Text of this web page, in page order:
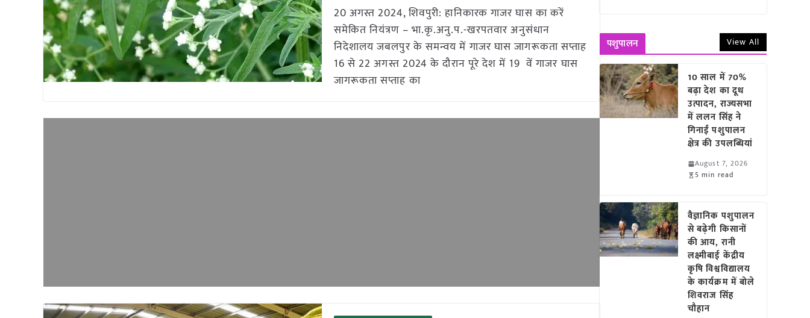
20 अगस्त 2024, शिवपुरी: हानिकारक गाजर घास का करें
समेकित नियंत्रण – भा.कृ.अनु.प.-खरपतवार अनुसंधान
निदेशालय जबलपुर के समन्वय में गाजर घास जागरूकता सप्ताह
16 से 22 अगस्त 2024 के दौरान पूरे देश में 19 वें गाजर घास
जागरूकता सप्ताह का
पशुपालन View All
10 साल में 70%
बढ़ा देश का दूध
उत्पादन, राज्यसभा
में ललन सिंह ने
गिनाईं पशुपालन
क्षेत्र की उपलब्धियां
August 7, 2026
5 min read
वैज्ञानिक पशुपालन
से बढ़ेगी किसानों
की आय, रानी
लक्ष्मीबाई केंद्रीय
कृषि विश्वविद्यालय
के कार्यक्रम में बोले
शिवराज सिंह
चौहान